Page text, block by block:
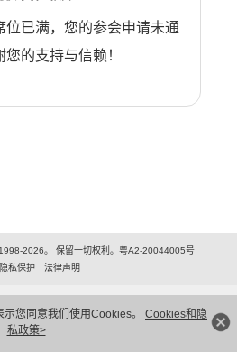
您同意我们使用Cookies。 Cookies和隐
私政策>
位已满，您的参会申请未通
您的支持与信赖！
2026。 保留一切权利。粤A2-20044005号
隐私保护
法律声明